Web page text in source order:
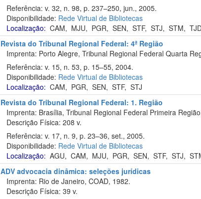
Referência: v. 32, n. 98, p. 237–250, jun., 2005.
Disponibilidade: Rede Virtual de Bibliotecas
Localização: CAM, MJU, PGR, SEN, STF, STJ, STM,
Revista do Tribunal Regional Federal: 4ª Região
Imprenta: Porto Alegre, Tribunal Regional Federal Quarta
Referência: v. 15, n. 53, p. 15–55, 2004.
Disponibilidade: Rede Virtual de Bibliotecas
Localização: CAM, PGR, SEN, STF, STJ
Revista do Tribunal Regional Federal: 1. Região
Imprenta: Brasília, Tribunal Regional Federal Primeira
Descrição Física: 208 v.
Referência: v. 17, n. 9, p. 23–36, set., 2005.
Disponibilidade: Rede Virtual de Bibliotecas
Localização: AGU, CAM, MJU, PGR, SEN, STF, STJ,
ADV advocacia dinâmica: seleções jurídicas
Imprenta: Rio de Janeiro, COAD, 1982.
Descrição Física: 39 v.